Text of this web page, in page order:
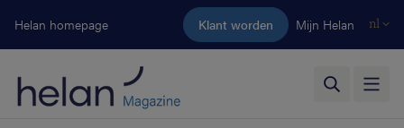
Ga naar de hoofdinhoud
Helan homepage Klant worden Mijn Helan nl